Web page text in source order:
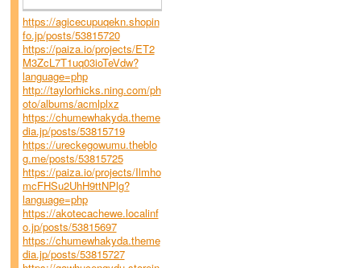
https://agicecupuqekn.shopin
fo.jp/posts/53815720
https://paiza.io/projects/ET2
M3ZcL7T1uq03ioTeVdw?
language=php
http://taylorhicks.ning.com/ph
oto/albums/acmlplxz
https://chumewhakyda.theme
dia.jp/posts/53815719
https://ureckegowumu.theblo
g.me/posts/53815725
https://paiza.io/projects/Ilmho
mcFHSu2UhH9ttNPlg?
language=php
https://akotecachewe.localinf
o.jp/posts/53815697
https://chumewhakyda.theme
dia.jp/posts/53815727